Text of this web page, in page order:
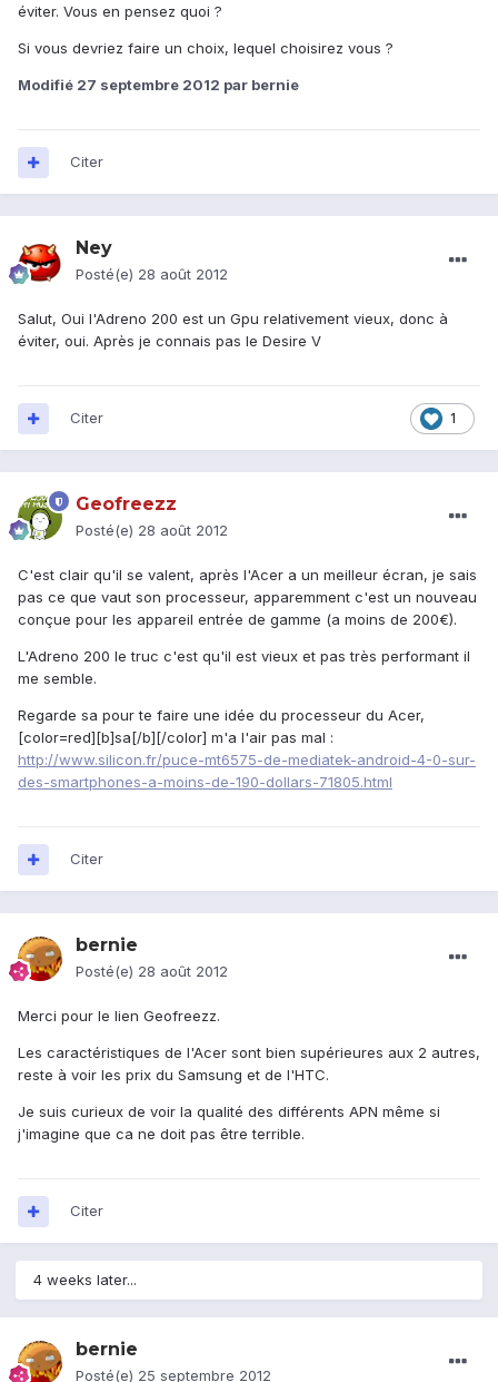
éviter. Vous en pensez quoi ?
Si vous devriez faire un choix, lequel choisirez vous ?
Modifié 27 septembre 2012 par bernie
Citer
Ney
Posté(e) 28 août 2012
Salut, Oui l'Adreno 200 est un Gpu relativement vieux, donc à
éviter, oui. Après je connais pas le Desire V
1
Citer
Geofreezz
Posté(e) 28 août 2012
C'est clair qu'il se valent, après l'Acer a un meilleur écran, je sais
pas ce que vaut son processeur, apparemment c'est un nouveau
conçue pour les appareil entrée de gamme (a moins de 200€).
L'Adreno 200 le truc c'est qu'il est vieux et pas très performant il
me semble.
Regarde sa pour te faire une idée du processeur du Acer,
[color=red][b]sa[/b][/color] m'a l'air pas mal :
http://www.silicon.fr/puce-mt6575-de-mediatek-android-4-0-sur-
des-smartphones-a-moins-de-190-dollars-71805.html
Citer
bernie
Posté(e) 28 août 2012
Merci pour le lien Geofreezz.
Les caractéristiques de l'Acer sont bien supérieures aux 2 autres,
reste à voir les prix du Samsung et de l'HTC.
Je suis curieux de voir la qualité des différents APN même si
j'imagine que ca ne doit pas être terrible.
Citer
4 weeks later...
bernie
Posté(e) 25 septembre 2012